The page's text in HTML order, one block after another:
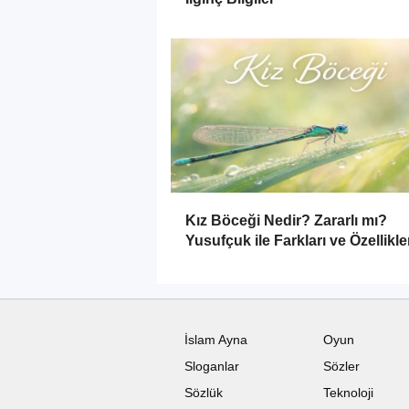
Kız Böceği Nedir? Zararlı mı?
Yusufçuk ile Farkları ve
İslam Ayna
Oyun
Sloganlar
Sözler
Sözlük
Teknoloji